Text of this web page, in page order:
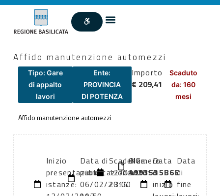
Affido manutenzione automezzi
Tipo: Gare
di appalto
lavori
Ente:
PROVINCIA
DI POTENZA
Importo
€ 209,41
Scaduto
da: 160
mesi
Affido manutenzione automezzi
Inizio
presentazione
istanze:
Data di
pubblicazione:
06/02/2014
Scadenza:
12/03/2013
23:00
Numero
atto:
CIG:
4993535B6E
Data
di
inizio
Data
di
fine